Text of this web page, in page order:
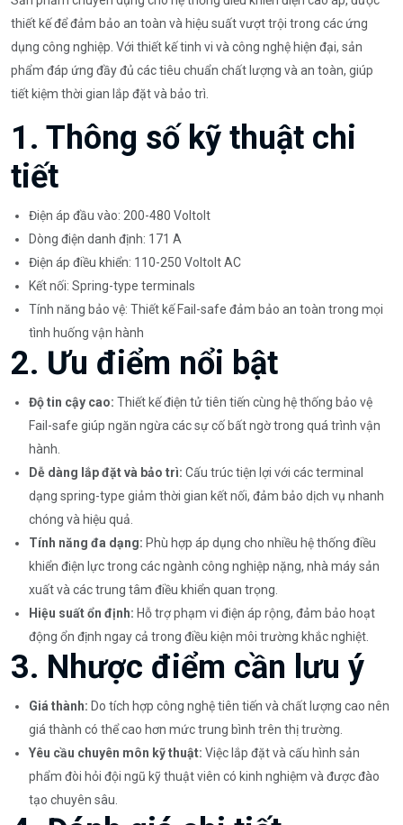
thiết kế để đảm bảo an toàn và hiệu suất vượt trội trong các ứng
dụng công nghiệp. Với thiết kế tinh vi và công nghệ hiện đại, sản
phẩm đáp ứng đầy đủ các tiêu chuẩn chất lượng và an toàn, giúp
tiết kiệm thời gian lắp đặt và bảo trì.
1. Thông số kỹ thuật chi
tiết
Điện áp đầu vào: 200-480 Voltolt
Dòng điện danh định: 171 A
Điện áp điều khiển: 110-250 Voltolt AC
Kết nối: Spring-type terminals
Tính năng bảo vệ: Thiết kế Fail-safe đảm bảo an toàn trong mọi
tình huống vận hành
2. Ưu điểm nổi bật
Độ tin cậy cao: Thiết kế điện tử tiên tiến cùng hệ thống bảo vệ
Fail-safe giúp ngăn ngừa các sự cố bất ngờ trong quá trình vận
hành.
Dễ dàng lắp đặt và bảo trì: Cấu trúc tiện lợi với các terminal
dạng spring-type giảm thời gian kết nối, đảm bảo dịch vụ nhanh
chóng và hiệu quả.
Tính năng đa dạng: Phù hợp áp dụng cho nhiều hệ thống điều
khiển điện lực trong các ngành công nghiệp nặng, nhà máy sản
xuất và các trung tâm điều khiển quan trọng.
Hiệu suất ổn định: Hỗ trợ phạm vi điện áp rộng, đảm bảo hoạt
động ổn định ngay cả trong điều kiện môi trường khắc nghiệt.
3. Nhược điểm cần lưu ý
Giá thành: Do tích hợp công nghệ tiên tiến và chất lượng cao nên
giá thành có thể cao hơn mức trung bình trên thị trường.
Yêu cầu chuyên môn kỹ thuật: Việc lắp đặt và cấu hình sản
phẩm đòi hỏi đội ngũ kỹ thuật viên có kinh nghiệm và được đào
tạo chuyên sâu.